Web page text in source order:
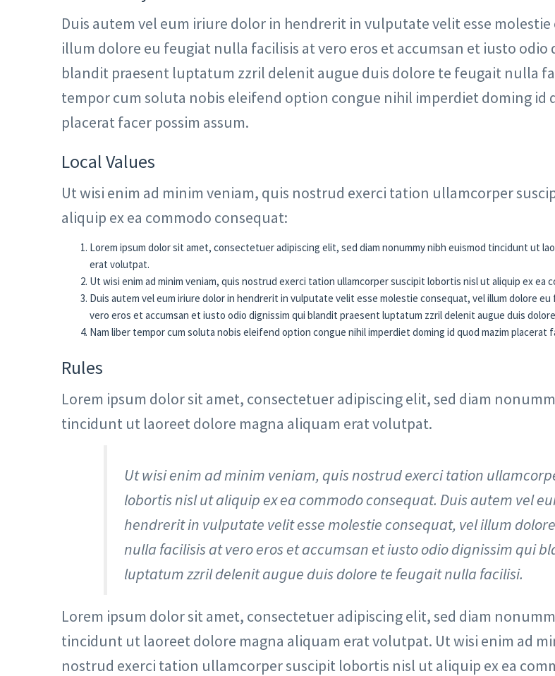
Duis autem vel eum iriure dolor in hendrerit in vulputate velit esse
illum dolore eu feugiat nulla facilisis at vero eros et accumsan et iusto odio
blandit praesent luptatum zzril delenit augue duis dolore te feugait nulla
tempor cum soluta nobis eleifend option congue nihil imperdiet doming id
placerat facer possim assum.
Local Values
Ut wisi enim ad minim veniam, quis nostrud exerci tation ullamcorper
aliquip ex ea commodo consequat:
Lorem ipsum dolor sit amet, consectetuer adipiscing elit, sed diam nonummy nibh euismod tincidunt ut
erat volutpat.
Ut wisi enim ad minim veniam, quis nostrud exerci tation ullamcorper suscipit lobortis nisl ut aliquip ex ea
Duis autem vel eum iriure dolor in hendrerit in vulputate velit esse molestie consequat, vel illum dolore
vero eros et accumsan et iusto odio dignissim qui blandit praesent luptatum zzril delenit augue duis
Nam liber tempor cum soluta nobis eleifend option congue nihil imperdiet doming id quod mazim placerat
Rules
Lorem ipsum dolor sit amet, consectetuer adipiscing elit, sed diam
tincidunt ut laoreet dolore magna aliquam erat volutpat.
Ut wisi enim ad minim veniam, quis nostrud exerci tation
lobortis nisl ut aliquip ex ea commodo consequat. Duis autem vel
hendrerit in vulputate velit esse molestie consequat, vel illum
nulla facilisis at vero eros et accumsan et iusto odio dignissim qui
luptatum zzril delenit augue duis dolore te feugait nulla facilisi.
Lorem ipsum dolor sit amet, consectetuer adipiscing elit, sed diam
tincidunt ut laoreet dolore magna aliquam erat volutpat. Ut wisi enim ad
nostrud exerci tation ullamcorper suscipit lobortis nisl ut aliquip ex ea